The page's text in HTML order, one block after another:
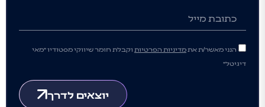
הנני מאשר/ת את מדיניות הפרטיות וקבלת חומר שיווקי מסטודיו ״מאי
דיגיטל״
יוצאים לדרך